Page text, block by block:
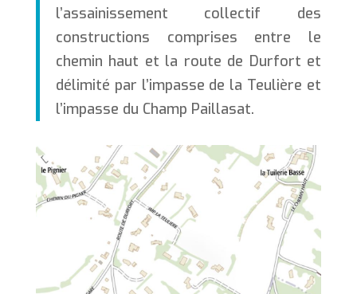
l’assainissement collectif des
constructions comprises entre le
chemin haut et la route de Durfort et
délimité par l’impasse de la Teulière et
l’impasse du Champ Paillasat.